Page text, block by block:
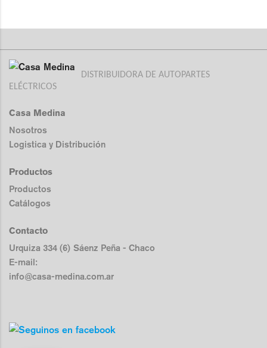
DISTRIBUIDORA DE AUTOPARTES
ELÉCTRICOS
Casa Medina
Nosotros
Logistica y Distribución
Productos
Productos
Catálogos
Contacto
Urquiza 334 (6) Sáenz Peña - Chaco
E-mail:
info@casa-medina.com.ar